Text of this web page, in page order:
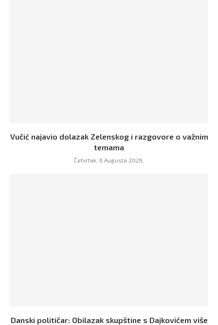
Vučić najavio dolazak Zelenskog i razgovore o važnim
temama
Četvrtak, 6 Augusta 2026,
Danski političar: Obilazak skupštine s Dajkovićem više